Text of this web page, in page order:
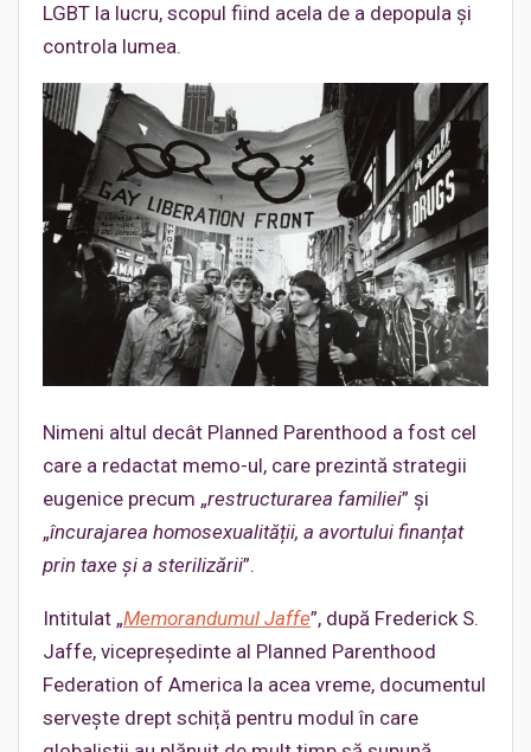
LGBT la lucru, scopul fiind acela de a depopula și
controla lumea.
Nimeni altul decât Planned Parenthood a fost cel
care a redactat memo-ul, care prezintă strategii
eugenice precum „restructurarea familiei” și
„încurajarea homosexualității, a avortului finanțat
prin taxe și a sterilizării”.
Intitulat „Memorandumul Jaffe”, după Frederick S.
Jaffe, vicepreședinte al Planned Parenthood
Federation of America la acea vreme, documentul
servește drept schiță pentru modul în care